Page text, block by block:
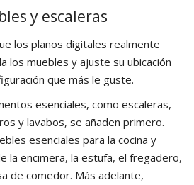
y escaleras
los planos digitales realmente
los muebles y ajuste su ubicación
que más le guste.
esenciales, como escaleras,
y lavabos, se añaden primero.
esenciales para la cocina y
la encimera, la estufa, el fregadero,
de comedor. Más adelante,